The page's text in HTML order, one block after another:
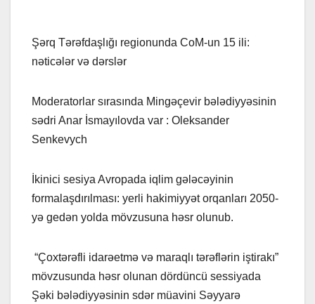
Şərq Tərəfdaşlığı regionunda CoM-un 15 ili:
nəticələr və dərslər
Moderatorlar sırasında Mingəçevir bələdiyyəsinin
sədri Anar İsmayılovda var : Oleksander
Senkevych
İkinici sesiya Avropada iqlim gələcəyinin
formalaşdırılması: yerli hakimiyyət orqanları 2050-
yə gedən yolda mövzusuna həsr olunub.
“Çoxtərəfli idarəetmə və maraqlı tərəflərin iştirakı”
mövzusunda həsr olunan dördüncü sessiyada
Şəki bələdiyyəsinin sdər müavini Səyyarə